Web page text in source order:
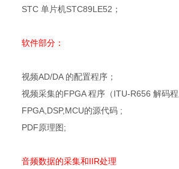
STC 单片机STC89LE52；
软件部分：
视频AD/DA 的配置程序；
视频采集的FPGA 程序（ITU-R656 解码
FPGA,DSP,MCU的源代码 ;
PDF原理图;
音频数据的采集和IIR处理